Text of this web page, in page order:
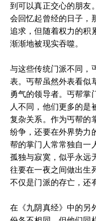
到可以真正交心的朋友
会回忆起曾经的日子，
追求，但随着权力的积
渐渐地被现实吞噬。
与这些传统门派不同，
表。丐帮虽然外表看似
勇气的领导者。丐帮掌
人不同，他们更多的是
复杂关系。作为丐帮的
纷争，还要在外界势力
帮的掌门人常常独自一
孤独与寂寞，似乎永远
往要在一夜之间做出生
不仅是门派的存亡，还
在《九阴真经》中的另